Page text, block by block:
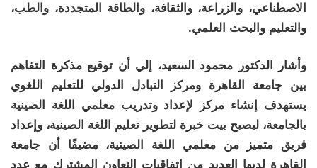
الاصطناعي، والزراعة، والثقافة، والطاقة المتجددة، والطب،
والتعليم والبحث العلمي.
وأشار الدكتور محمود السعيد، إلي أن توقيع مذكرة التفاهم
بين جامعة القاهرة ومركز التبادل الدولي للتعليم اللغوي
يستهدف إنشاء مركز لإعداد وتدريب معلمي اللغة الصينية
بالجامعة، ليصبح بيت خبرة لتطوير تعليم اللغة الصينية، وإعداد
فريق متميز من معلمي اللغة الصينية، مضيفًا أن جامعة
القاهرة لديها العديد من اتفاقيات التعاون المشترك مع عدد